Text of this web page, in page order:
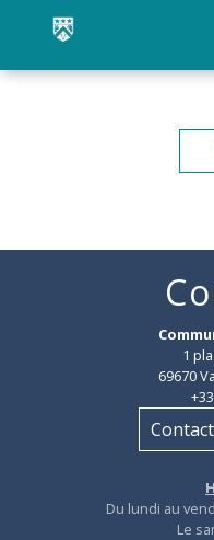
1
69670
Du lundi au
Le